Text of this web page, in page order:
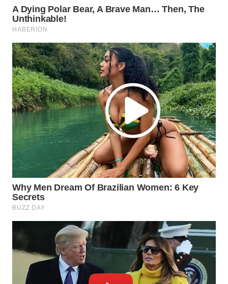
WN
BEKASI
WN
BOGOR
WN
DEPOK
WN
TAPANULI
UTARA
WN
SAMOSIR
WN
SUMEDANG